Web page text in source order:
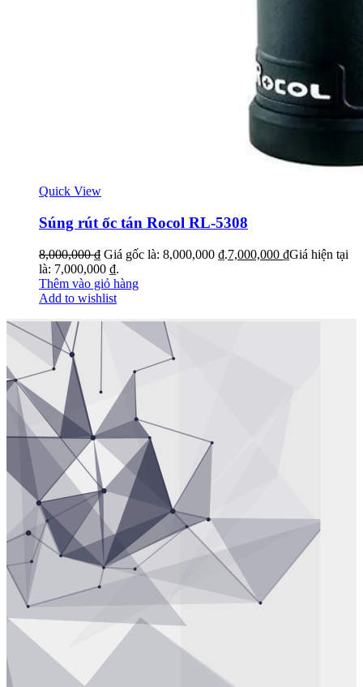
Quick View
Súng rút ốc tán Rocol RL-5308
8,000,000₫ Giá gốc là: 8,000,000 ₫.7,000,000 ₫Giá hiện tại
là: 7,000,000 ₫.
Thêm vào giỏ hàng
Add to wishlist